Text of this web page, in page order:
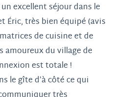
excellent séjour dans le
Éric, très bien équipé (avis
de cuisine et de
amoureux du village de
est totale !
le gîte d’à côté ce qui